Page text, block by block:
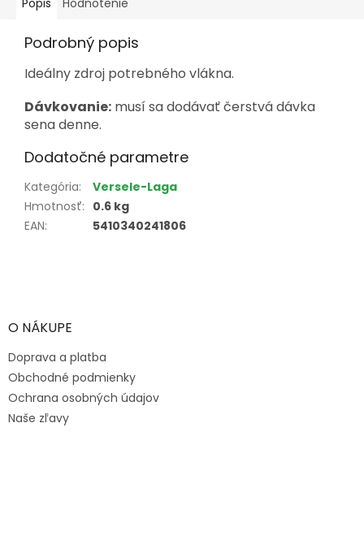
Podrobný popis
Ideálny zdroj potrebného vlákna.
Dávkovanie: musí sa dodávať čerstvá dávka
sena denne.
Dodatočné parametre
Kategória:
Versele-Laga
Hmotnosť: 0.6 kg
EAN: 5410340241806
ä
e
O NÁKUPE
Doprava a platba
Obchodné podmienky
Ochrana osobných údajov
Naše zľavy